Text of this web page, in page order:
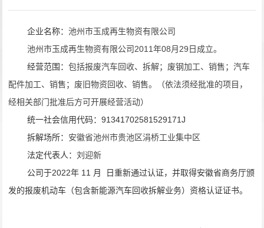
企业名称：池州市玉成再生物资有限公司
池州市玉成再生物资有限公司2011年08月29日成立。
经营范围：包括报废汽车回收、拆解；废钢加工、销售；汽车
配件加工、销售；废旧物资回收、销售。（依法须经批准的项目，
经相关部门批准后方可开展经营活动）
统一社会信用代码：91341702581529171J
拆解场所： 安徽省池州市贵池区涓桥工业集中区
法定代表人：刘迎新
公司于2022年 11 月
日重新通过认证，并取得安徽省商务厅颁
发的报废机动车（包含新能源汽车回收拆解业务）资格认证证书。